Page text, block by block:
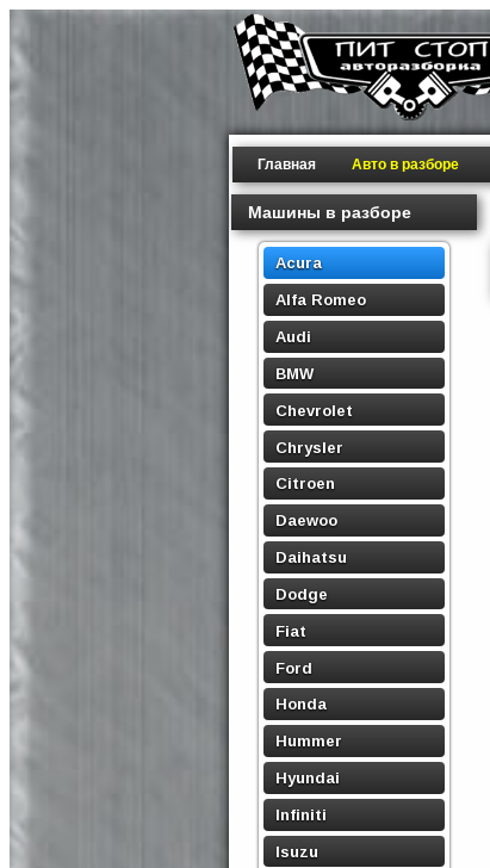
Главная Авто в разборе
Машины в разборе
Acura
Alfa Romeo
Audi
BMW
Chevrolet
Chrysler
Citroen
Daewoo
Daihatsu
Dodge
Fiat
Ford
Honda
Hummer
Hyundai
Infiniti
Isuzu